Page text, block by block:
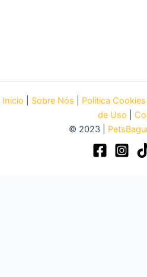
Inicio Sobre Nós Política Cookies
de Uso
© 2023 |